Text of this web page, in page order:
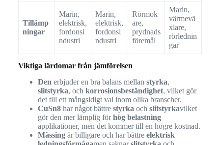
Tillämp
ningar
Marin,
elektrisk,
fordonsi
ndustri
Marin,
elektrisk,
fordonsi
ndustri
Rörmok
are,
prydnads
föremål
Marin,
värmevä
xlare,
rörlednin
gar
Viktiga lärdomar från jämförelsen
Den erbjuder en bra balans mellan styrka,
slitstyrka, och korrosionsbeständighet, vilket gör
det till ett mångsidigt val inom olika branscher.
CuSn8har något bättre styrka och slitstyrkavilket
gör den mer lämplig förhög belastning
applikationer, men det kommer till en högre kostnad.
Mässingär billigare och har bättre elektrisk